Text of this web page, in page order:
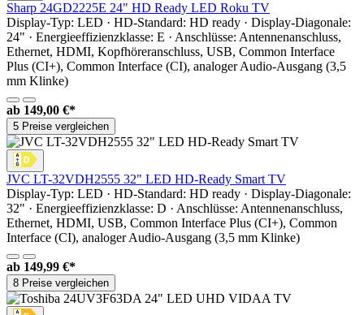
Sharp 24GD2225E 24" HD Ready LED Roku TV
Display-Typ: LED · HD-Standard: HD ready · Display-Diagonale:
24" · Energieeffizienzklasse: E · Anschlüsse: Antennenanschluss,
Ethernet, HDMI, Kopfhöreranschluss, USB, Common Interface
Plus (CI+), Common Interface (CI), analoger Audio-Ausgang (3,5
mm Klinke)
ab 149,00 €*
5 Preise vergleichen
JVC LT-32VDH2555 32" LED HD-Ready Smart TV
Display-Typ: LED · HD-Standard: HD ready · Display-Diagonale:
32" · Energieeffizienzklasse: D · Anschlüsse: Antennenanschluss,
Ethernet, HDMI, USB, Common Interface Plus (CI+), Common
Interface (CI), analoger Audio-Ausgang (3,5 mm Klinke)
ab 149,99 €*
8 Preise vergleichen